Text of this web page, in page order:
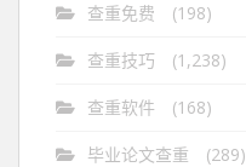
查重免费 (198)
查重技巧 (1,238)
查重软件 (168)
毕业论文查重 (289)